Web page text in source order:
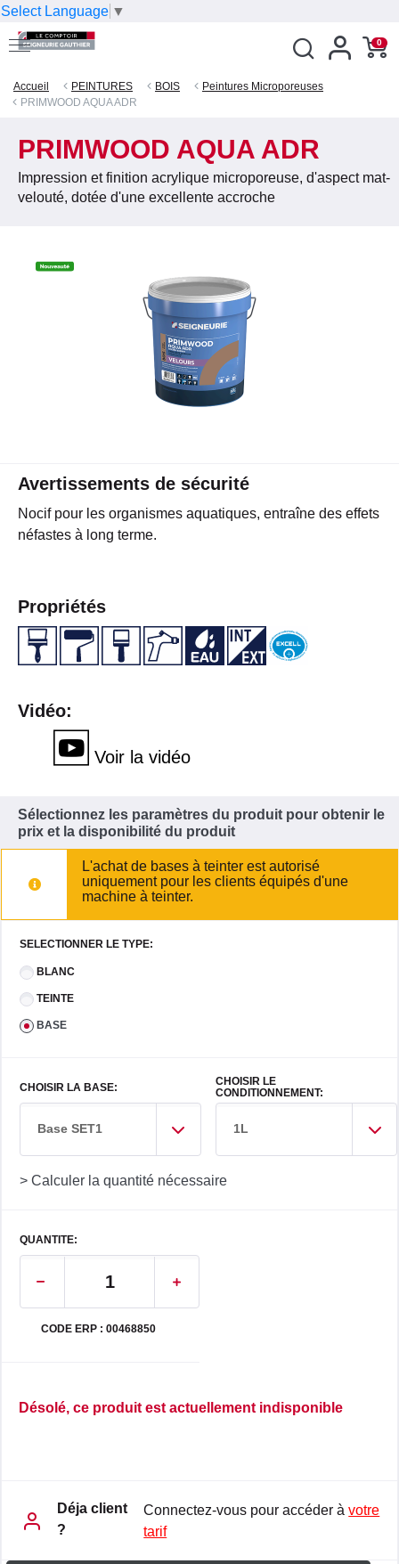
Select Language ▼
0
Accueil PEINTURES BOIS
Peintures Microporeuses
PRIMWOOD AQUA ADR
PRIMWOOD AQUA ADR
Impression et finition acrylique microporeuse, d'aspect mat-
velouté, dotée d'une excellente accroche
Avertissements de sécurité
Nocif pour les organismes aquatiques, entraîne des effets
néfastes à long terme.
Propriétés
Vidéo:
Voir la vidéo
Sélectionnez les paramètres du produit pour obtenir le
prix et la disponibilité du produit
L'achat de bases à teinter est autorisé
uniquement pour les clients équipés d'une
machine à teinter.
SELECTIONNER LE TYPE:
BLANC
TEINTE
BASE
CHOISIR LA BASE:
Base SET1
CHOISIR LE
CONDITIONNEMENT:
1L
> Calculer la quantité nécessaire
QUANTITE:
CODE ERP : 00468850
Désolé, ce produit est actuellement indisponible
Déja client
?
Connectez-vous pour accéder àvotre
tarif